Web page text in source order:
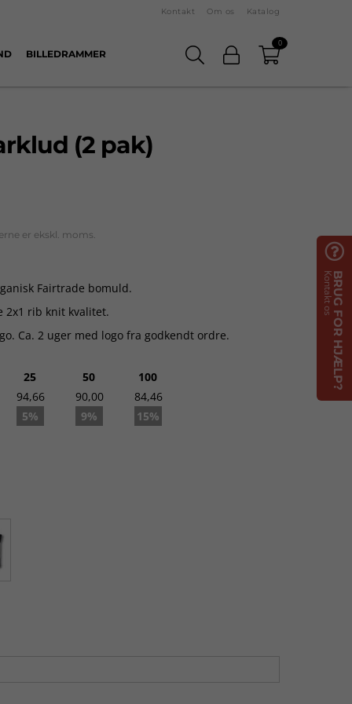
Kontakt Om os Katalog
0
BILLEDRAMMER
(2 pak)
er ekskl. moms.
Fairtrade bomuld.
2x1 rib knit kvalitet.
Ca. 2 uger med logo fra godkendt ordre.
25
94,66
5%
50
90,00
9%
100
84,46
15%

BRUG FOR HJÆLP?
Kontakt os